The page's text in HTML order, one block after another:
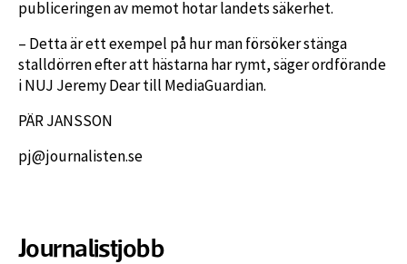
publiceringen av memot hotar landets säkerhet.
– Detta är ett exempel på hur man försöker stänga
stalldörren efter att hästarna har rymt, säger ordförande
i NUJ Jeremy Dear till MediaGuardian.
PÄR JANSSON
pj@journalisten.se
Journalistjobb